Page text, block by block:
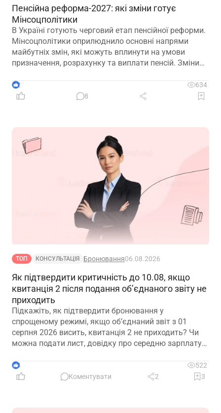
Пенсійна реформа-2027: які зміни готує
Мінсоцполітики
В Україні готують черговий етап пенсійної реформи.
Мінсоцполітики оприлюднило основні напрями
майбутніх змін, які можуть вплинути на умови
призначення, розрахунку та виплати пенсій. Зміни
2
634
8
ТОП КОНСУЛЬТАЦІЯ Бронювання06.08.2026
Як підтвердити критичність до 10.08, якщо
квитанція 2 після подання об’єднаного звіту не
приходить
Підкажіть, як підтвердити бронювання у
спрощеному режимі, якщо обʼєднаний звіт з 01
серпня 2026 висить, квитанція 2 не приходить? Чи
можна подати лист, довідку про середню зарплату
4
522
Коментувати
2 3